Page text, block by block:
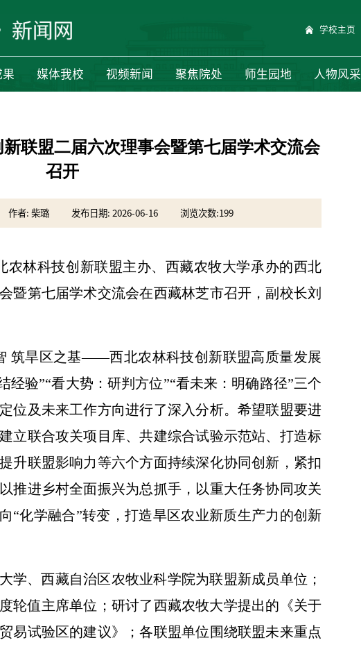
学校主页
果 媒体我校 视频新闻 聚焦院处 师生园地 人物风采
新联盟二届六次理事会暨第七届学术交流会
召开
作者: 柴璐 发布日期: 2026-06-16 浏览次数:199
农林科技创新联盟主办、西藏农牧大学承办的西北
暨第七届学术交流会在西藏林芝市召开，副校长刘
筑旱区之基——西北农林科技创新联盟高质量发展
经验”“看大势：研判方位”“看未来：明确路径”三个
位及未来工作方向进行了深入分析。希望联盟要进
立联合攻关项目库、共建综合试验示范站、打造标
升联盟影响力等六个方面持续深化协同创新，紧扣
推进乡村全面振兴为总抓手，以重大任务协同攻关
“化学融合”转变，打造旱区农业新质生产力的创新
学、西藏自治区农牧业科学院为联盟新成员单位；
轮值主席单位；研讨了西藏农牧大学提出的《关于
易试验区的建议》；各联盟单位围绕联盟未来重点